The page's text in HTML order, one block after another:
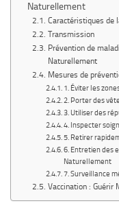
Naturellement
Caractéristiques de
Transmission
Prévention de
Naturellement
Mesures de
1. Éviter les
2. Porter des
3. Utiliser des
4. Inspecter
5. Retirer
6. Entretien des
Naturellement
7. Surveillance
Vaccination : Guérir